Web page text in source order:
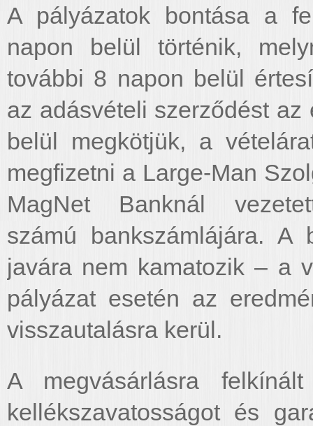
A pályázatok bontása a
napon belül történik,
további 8 napon belül
az adásvételi szerződést
belül megkötjük, a
megfizetni a Large-Man
MagNet Banknál
számú bankszámlájára.
javára nem kamatozik – a
pályázat esetén az
visszautalásra kerül.
A megvásárlásra
kellékszavatosságot és